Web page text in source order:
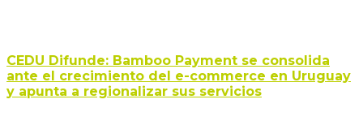
CEDU Difunde: Bamboo Payment se consolida
ante el crecimiento del e-commerce en Uruguay
y apunta a regionalizar sus servicios